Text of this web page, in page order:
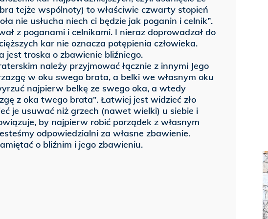
tejże wspólnoty) to właściwie czwarty stopień
nie usłucha niech ci będzie jak poganin i celnik”.
z poganami i celnikami. I nieraz doprowadzał do
kar nie oznacza potępienia człowieka.
jest troska o zbawienie bliźniego.
należy przyjmować łącznie z innymi Jego
w oku swego brata, a belki we własnym oku
najpierw belkę ze swego oka, a wtedy
z oka twego brata”. Łatwiej jest widzieć zło
je usuwać niż grzech (nawet wielki) u siebie i
by najpierw robić porządek z własnym
odpowiedzialni za własne zbawienie.
o bliźnim i jego zbawieniu.